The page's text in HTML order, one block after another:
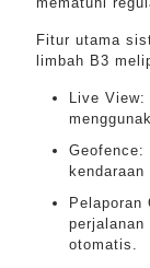
Fitur utama
limbah B3
Live
Geofence:
Pelaporan
otomatis.